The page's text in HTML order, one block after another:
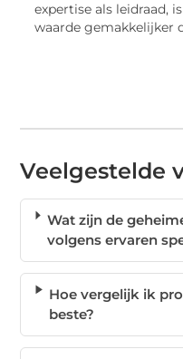
expertise als leidraad,
waarde gemakkelijker
Veelgestelde
Wat zijn de
volgens ervaren
Hoe vergelijk ik
beste?